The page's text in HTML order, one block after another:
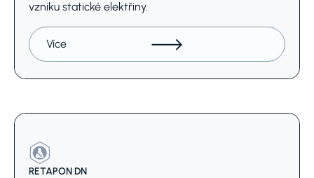
vzniku statické elektřiny.
Více
RETAPON DN